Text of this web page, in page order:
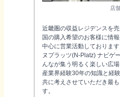
店
近畿圏の収益レジデンスを
国の購入希望のお客様に情
中心に営業活動しており
ヌプラッツ(N-Platz) ナビゲ
んなが集う明るく楽しい広
産業界経験30年の知識と経
共に考えさせていただき最
す。